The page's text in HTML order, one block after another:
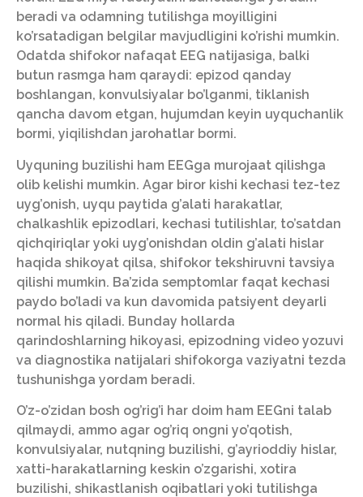
beradi va odamning tutilishga moyilligini
ko’rsatadigan belgilar mavjudligini ko’rishi mumkin.
Odatda shifokor nafaqat EEG natijasiga, balki
butun rasmga ham qaraydi: epizod qanday
boshlangan, konvulsiyalar bo’lganmi, tiklanish
qancha davom etgan, hujumdan keyin uyquchanlik
bormi, yiqilishdan jarohatlar bormi.
Uyquning buzilishi ham EEGga murojaat qilishga
olib kelishi mumkin. Agar biror kishi kechasi tez-tez
uyg’onish, uyqu paytida g’alati harakatlar,
chalkashlik epizodlari, kechasi tutilishlar, to’satdan
qichqiriqlar yoki uyg’onishdan oldin g’alati hislar
haqida shikoyat qilsa, shifokor tekshiruvni tavsiya
qilishi mumkin. Ba’zida semptomlar faqat kechasi
paydo bo’ladi va kun davomida patsiyent deyarli
normal his qiladi. Bunday hollarda
qarindoshlarning hikoyasi, epizodning video yozuvi
va diagnostika natijalari shifokorga vaziyatni tezda
tushunishga yordam beradi.
O’z-o’zidan bosh og’rig’i har doim ham EEGni talab
qilmaydi, ammo agar og’riq ongni yo’qotish,
konvulsiyalar, nutqning buzilishi, g’ayrioddiy hislar,
xatti-harakatlarning keskin o’zgarishi, xotira
buzilishi, shikastlanish oqibatlari yoki tutilishga